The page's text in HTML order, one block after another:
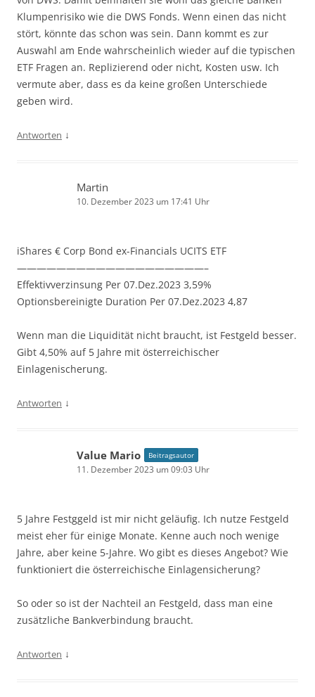
Klumpenrisiko wie die DWS Fonds. Wenn einen das nicht
stört, könnte das schon was sein. Dann kommt es zur
Auswahl am Ende wahrscheinlich wieder auf die typischen
ETF Fragen an. Replizierend oder nicht, Kosten usw. Ich
vermute aber, dass es da keine großen Unterschiede
geben wird.
Antworten ↓
Martin
10. Dezember 2023 um 17:41 Uhr
iShares € Corp Bond ex-Financials UCITS ETF
———————————————————–
Effektivverzinsung Per 07.Dez.2023 3,59%
Optionsbereinigte Duration Per 07.Dez.2023 4,87
Wenn man die Liquidität nicht braucht, ist Festgeld besser.
Gibt 4,50% auf 5 Jahre mit österreichischer
Einlagenischerung.
Antworten ↓
Value Mario Beitragsautor
11. Dezember 2023 um 09:03 Uhr
5 Jahre Festggeld ist mir nicht geläufig. Ich nutze Festgeld
meist eher für einige Monate. Kenne auch noch wenige
Jahre, aber keine 5-Jahre. Wo gibt es dieses Angebot? Wie
funktioniert die österreichische Einlagensicherung?
So oder so ist der Nachteil an Festgeld, dass man eine
zusätzliche Bankverbindung braucht.
Antworten ↓